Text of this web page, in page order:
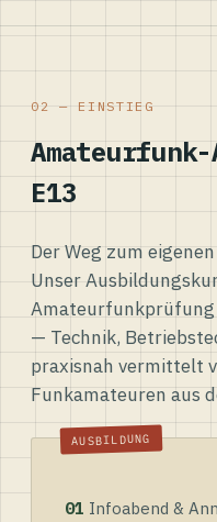
02 — EINSTIEG
E13
Der Weg zum
Unser
— Technik,
praxisnah vermittelt
Funkamateuren aus
01 Infoabend &